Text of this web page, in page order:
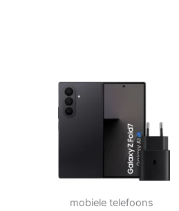
mobiele telefoons